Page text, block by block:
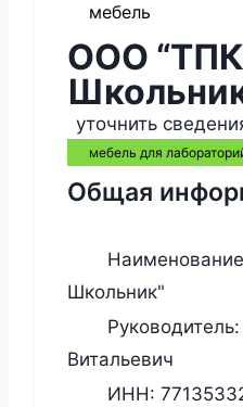
мебель
ООО “ТПК
уточнить
мебель для
Общая
Школьник"
Руководитель:
Витальевич
ИНН: